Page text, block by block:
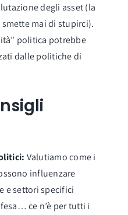
degli asset (la
mai di stupirci).
politica potrebbe
dalle politiche di
Valutiamo come i
influenzare
e settori specifici
ce n’è per tutti i